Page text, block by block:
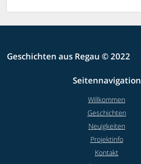
Geschichten aus Regau © 2022
Seitennavigation
Willkommen
Geschichten
Neuigkeiten
Projektinfo
Kontakt